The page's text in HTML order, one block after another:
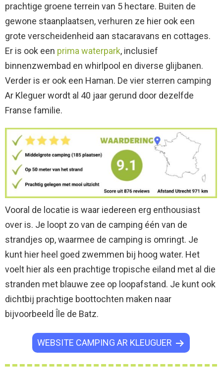
prachtige groene terrein van 5 hectare. Buiten de
gewone staanplaatsen, verhuren ze hier ook een
grote verscheidenheid aan stacaravans en cottages.
Er is ook een prima waterpark, inclusief
binnenzwembad en whirlpool en diverse glijbanen.
Verder is er ook een Haman. De vier sterren camping
Ar Kleguer wordt al 40 jaar gerund door dezelfde
Franse familie.
Vooral de locatie is waar iedereen erg enthousiast
over is. Je loopt zo van de camping één van de
strandjes op, waarmee de camping is omringt. Je
kunt hier heel goed zwemmen bij hoog water. Het
voelt hier als een prachtige tropische eiland met al die
stranden met blauwe zee op loopafstand. Je kunt ook
dichtbij prachtige boottochten maken naar
bijvoorbeeld Île de Batz.
WEBSITE CAMPING AR KLEUGUER